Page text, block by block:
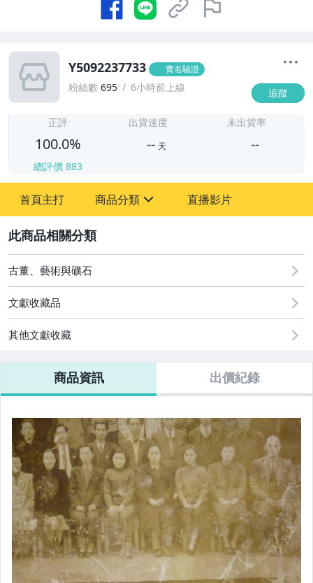
Y5092237733 實名驗證
粉絲數 695 6小時前上線 追蹤
正評
100.0%
總評價 883
出貨速度
-- 天
未出貨率
--
首頁主打 商品分類
古董、藝術與礦石
玩具、模型與公仔
直播影片
古董、藝術與礦石
文獻收藏品
其他文獻收藏
商品資訊 出價紀錄